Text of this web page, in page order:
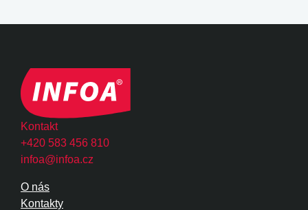
Kontakt
+420 583 456 810
infoa@infoa.cz
O nás
Kontakty